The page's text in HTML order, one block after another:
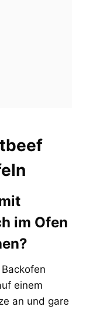
im Ofen
einem
an und gare